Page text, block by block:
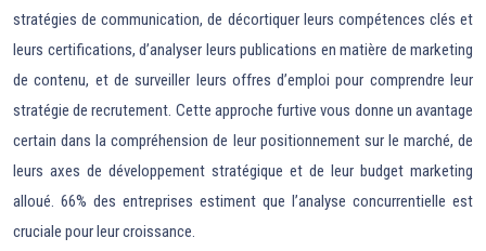
stratégies de communication, de décortiquer leurs compétences clés et
leurs certifications, d’analyser leurs publications en matière de marketing
de contenu, et de surveiller leurs offres d’emploi pour comprendre leur
stratégie de recrutement. Cette approche furtive vous donne un avantage
certain dans la compréhension de leur positionnement sur le marché, de
leurs axes de développement stratégique et de leur budget marketing
alloué. 66% des entreprises estiment que l’analyse concurrentielle est
cruciale pour leur croissance.